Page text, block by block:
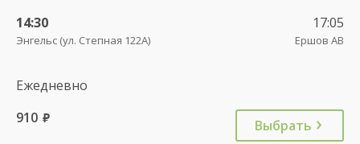
14:30
Энгельс (ул. Степная 122А)
17:05
Ершов АВ
Ежедневно
910 руб. Выбрать